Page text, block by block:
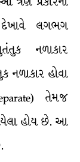
લગભગ
નળાકાર
નળાકાર હોવા
તેમજ
હોય છે. આ